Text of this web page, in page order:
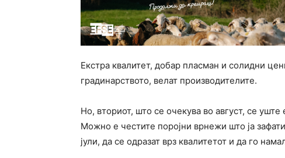
Екстра квалитет, добар пласман и солидни
градинарството, велат производителите.
Но, вториот, што се очекува во август, се
Можно е честите поројни врнежи што ја
јули, да се одразат врз квалитетот и да го